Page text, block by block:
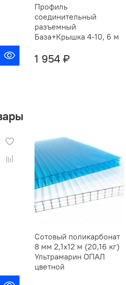
Профиль
соединительный
разъемный
База+Крышка 4-10, 6 м
1 954 ₽
Сотовый поликарбонат
8 мм 2,1х12 м (20,16 кг)
Ультрамарин ОПАЛ
цветной